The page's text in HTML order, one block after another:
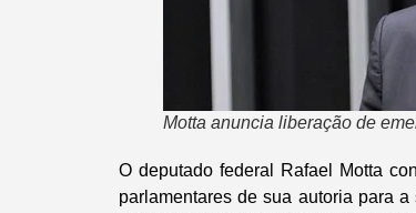
Motta anuncia liberação de
O deputado federal Rafael Motta
parlamentares de sua autoria para